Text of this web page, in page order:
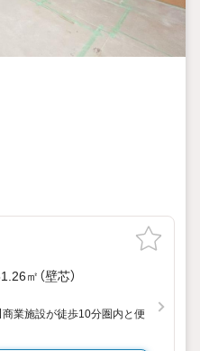
㎡（壁芯）
商業施設が徒歩10分圏内と便